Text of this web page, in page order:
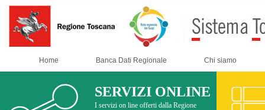
Home Banca Dati Regionale Chi siamo
SERVIZI ONLINE
I servizi on line offerti dalla Regione